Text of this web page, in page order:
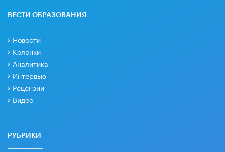
ВЕСТИ ОБРАЗОВАНИЯ
Новости
Колонки
Аналитика
Интервью
Рецензии
Видео
РУБРИКИ